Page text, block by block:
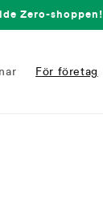
Zero-shoppen!
För företag